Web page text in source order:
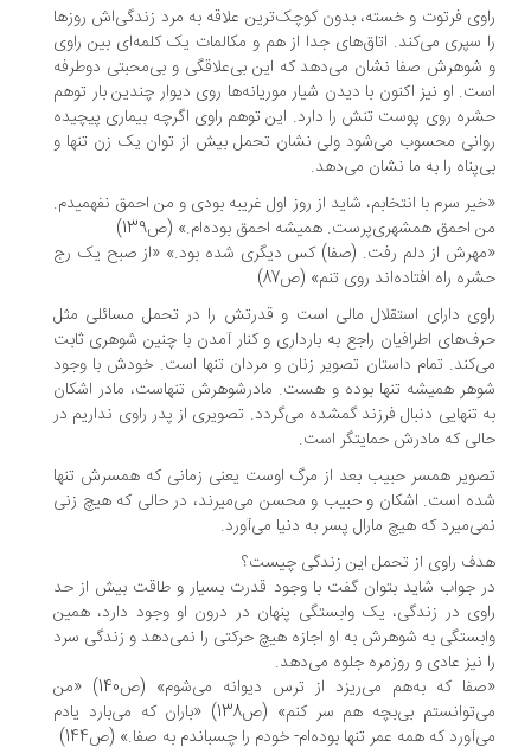
فرتوت و خسته، بدون کوچک‌ترین علاقه به مرد زندگی‌اش روزها
سپری می‌کند. اتاق‌های جدا از هم و مکالمات یک کلمه‌ای بین راوی
صفا نشان می‌دهد که این بی‌علاقگی و بی‌محبتی دو‌طرفه
او نیز اکنون با دیدن شیار موریانه‌ها روی دیوار چندین بار توهم
روی پوست تنش را دارد. این توهم راوی اگرچه بیماری پیچیده
محسوب می‌شود ولی نشان تحمل بیش از توان یک زن تنها و
را به ما نشان می‌دهد.
سرم با انتخابم، شاید از روز اول غریبه بودی و من احمق نفهمیدم.
احمق همشهری‌پرست. همیشه احمق بوده‌ام.» (ص139)
از دلم رفت. (صفا) کس دیگری شده بود.» «از صبح یک رج
راه افتاده‌اند روی تنم» (ص87)
دارای استقلال مالی است و قدرتش را در تحمل مسائلی مثل
اطرافیان راجع به بارداری و کنار آمدن با چنین شوهری ثابت
تمام داستان تصویر زنان و مردان تنها است. خودش با وجود
همیشه تنها بوده و هست. مادرشوهرش تنهاست، مادر اشکان
تنهایی دنبال فرزند گمشده می‌گردد. تصویری از پدر راوی نداریم در
که مادرش حمایتگر است.
همسر حبیب بعد از مرگ اوست یعنی زمانی که همسرش تنها
است. اشکان و حبیب و محسن می‌میرند، در حالی که هیچ زنی
که هیچ مارال پسر به دنیا می‌آورد.
راوی از تحمل این زندگی چیست؟
جواب شاید بتوان گفت با وجود قدرت بسیار و طاقت بیش از حد
در زندگی، یک وابستگی پنهان در درون او وجود دارد، همین
به شوهرش به او اجازه هیچ حرکتی را نمی‌دهد و زندگی سرد
نیز عادی و روزمره جلوه می‌دهد.
«صفا که به‌هم می‌ریزد از ترس دیوانه می‌شوم» (ص140) «من
می‌توانستم بی‌بچه هم سر کنم» (ص138) «باران که می‌بارد یادم
که همه عمر تنها بوده‌ام- خودم را چسباندم به صفا.» (ص144)